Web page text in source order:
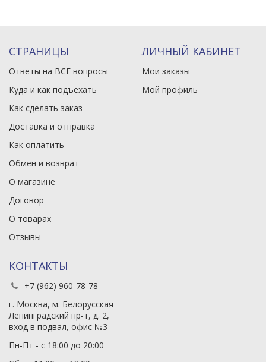
СТРАНИЦЫ
Ответы на ВСЕ вопросы
Куда и как подъехать
Как сделать заказ
Доставка и отправка
Как оплатить
Обмен и возврат
О магазине
Договор
О товарах
Отзывы
ЛИЧНЫЙ КАБИНЕТ
Мои заказы
Мой профиль
КОНТАКТЫ
+7 (962) 960-78-78
г. Москва, м. Белорусская
Ленинградский пр-т, д. 2,
вход в подвал, офис №3
Пн-Пт - с 18:00 до 20:00